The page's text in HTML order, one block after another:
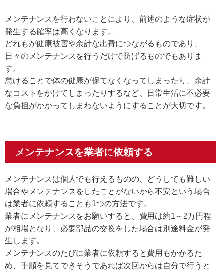
メンテナンスを行わないことにより、前述のような症状が
発生する確率は高くなります。
どれもが健康被害や余計な出費につながるものであり、
日々のメンテナンスを行うだけで防げるものでもありま
す。
怠けることで体の健康が保てなくなってしまったり、余計
なコストをかけてしまったりするなど、日常生活に不必要
な負担がかかってしまわないようにすることが大切です。
メンテナンスを業者に依頼する
メンテナンスは個人でも行えるものの、どうしても難しい
場合やメンテナンスをしたことがないから不安という場合
は業者に依頼することも1つの方法です。
業者にメンテナンスをお願いすると、費用は約1～2万円程
が相場となり、必要部品の交換をした場合は別途料金が発
生します。
メンテナンスのたびに業者に依頼すると費用もかかるた
め、手順を見てできそうであれば次回からは自分で行うと